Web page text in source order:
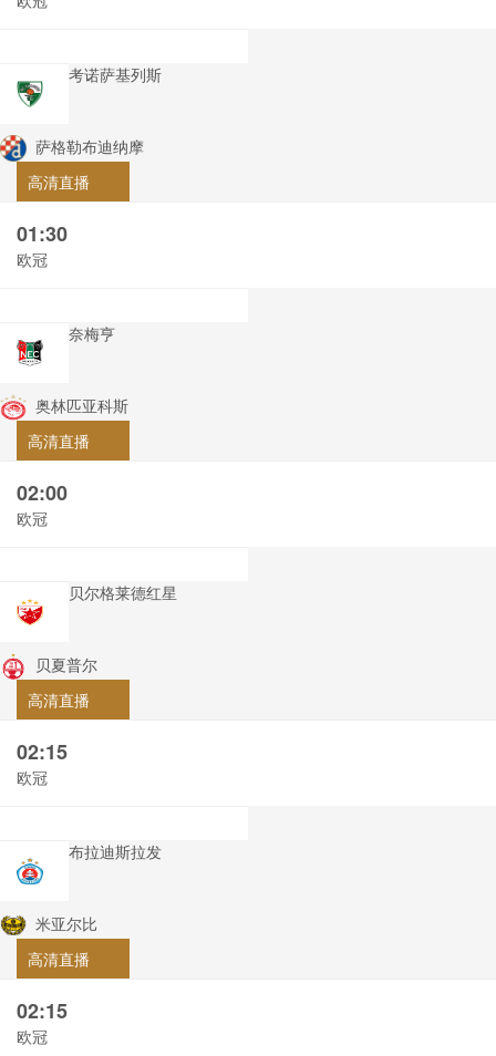
考诺萨基列斯
萨格勒布迪纳摩
高清直播
01:30
欧冠
奈梅亨
奥林匹亚科斯
高清直播
02:00
欧冠
贝尔格莱德红星
贝夏普尔
高清直播
02:15
欧冠
布拉迪斯拉发
米亚尔比
高清直播
02:15
欧冠